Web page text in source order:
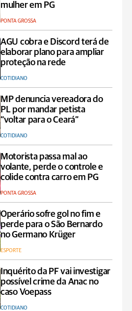
mulher em PG
PONTA GROSSA
AGU cobra e Discord terá de
elaborar plano para ampliar
proteção na rede
COTIDIANO
MP denuncia vereadora do
PL por mandar petista
“voltar para o Ceará”
COTIDIANO
Motorista passa mal ao
volante, perde o controle e
colide contra carro em PG
PONTA GROSSA
Operário sofre gol no fim e
perde para o São Bernardo
no Germano Krüger
ESPORTE
Inquérito da PF vai investigar
possível crime da Anac no
caso Voepass
COTIDIANO